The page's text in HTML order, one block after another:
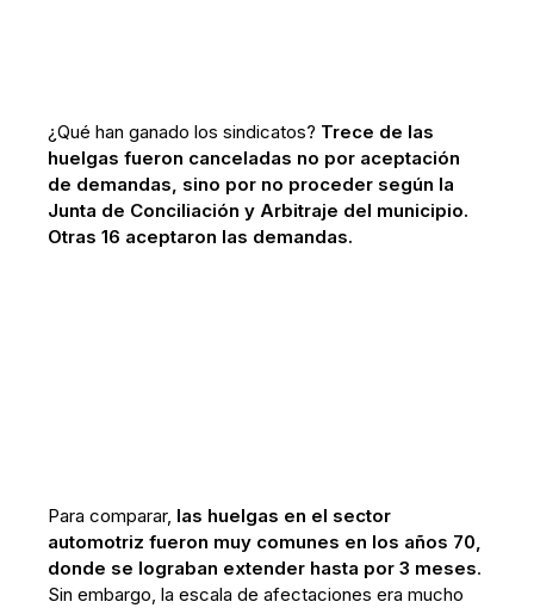
¿Qué han ganado los sindicatos? Trece de las
huelgas fueron canceladas no por aceptación
de demandas, sino por no proceder según la
Junta de Conciliación y Arbitraje del municipio.
Otras 16 aceptaron las demandas.
Para comparar, las huelgas en el sector
automotriz fueron muy comunes en los años 70,
donde se lograban extender hasta por 3 meses.
Sin embargo, la escala de afectaciones era mucho